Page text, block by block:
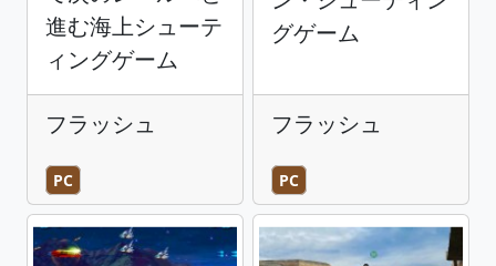
進む海上シューテ
ィングゲーム
フラッシュ
PC
グゲーム
フラッシュ
PC